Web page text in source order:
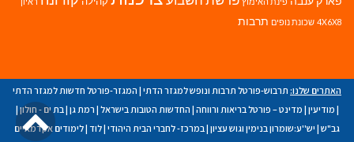
4X6X8 שכונת נופים תרבות
האתרים שלנו: תרבוש-פורטל תרבות ונופש למגזר הדתי | המגזר-פורטל חדשות למגזר הדתי
| מודיעין | מדינט – פורטל בריאות ורווחה | החדשות הטובות בישראל | רמת גן |בת ים - חולון|
גב"ש | יש''ע:שומרון בנימין וגוש עציון |במרכז- לחברי הבית היהודי |לוד |לימודים אקדמאיים